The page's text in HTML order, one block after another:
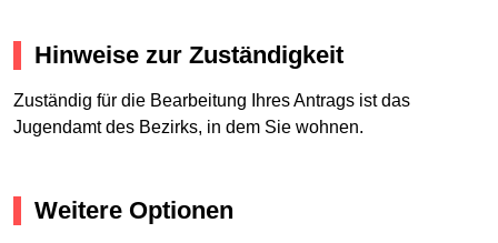
Hinweise zur Zuständigkeit
Zuständig für die Bearbeitung Ihres Antrags ist das
Jugendamt des Bezirks, in dem Sie wohnen.
Weitere Optionen